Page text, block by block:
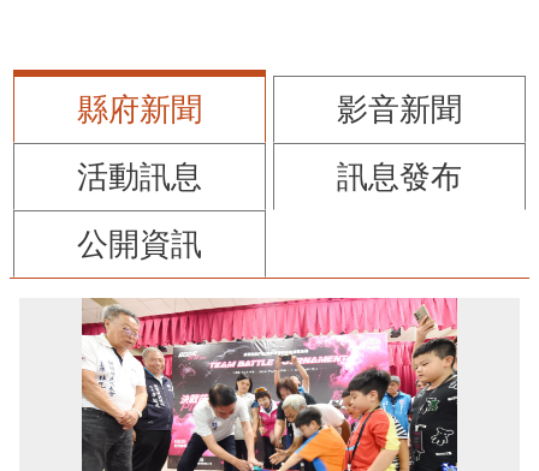
縣府新聞
影音新聞
活動訊息
訊息發布
公開資訊